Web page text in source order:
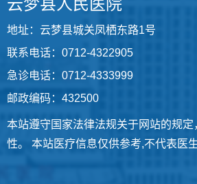
云梦县人民医院
地址：云梦县城关凤栖东路1号
联系电话：0712-4322905
急诊电话：0712-4333999
邮政编码：432500
本站遵守国家法律法规关于网站的规
性。 本站医疗信息仅供参考,不代表医